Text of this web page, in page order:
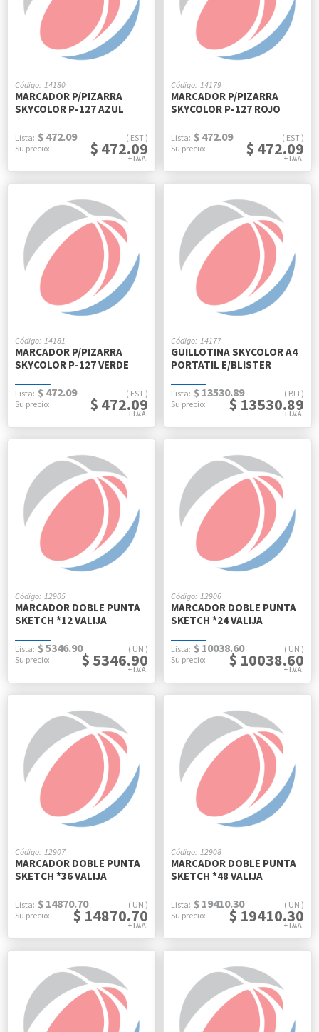
14180
MARCADOR P/PIZARRA
SKYCOLOR P-127 AZUL
EST
$ 472.09
$ 472.09
14179
MARCADOR P/PIZARRA
SKYCOLOR P-127 ROJO
EST
$ 472.09
$ 472.09
14181
MARCADOR P/PIZARRA
SKYCOLOR P-127 VERDE
EST
$ 472.09
$ 472.09
14177
GUILLOTINA SKYCOLOR A4
PORTATIL E/BLISTER
BLI
$ 13530.89
$ 13530.89
12905
MARCADOR DOBLE PUNTA
SKETCH *12 VALIJA
UN
$ 5346.90
$ 5346.90
12906
MARCADOR DOBLE PUNTA
SKETCH *24 VALIJA
UN
$ 10038.60
$ 10038.60
12907
MARCADOR DOBLE PUNTA
SKETCH *36 VALIJA
UN
$ 14870.70
$ 14870.70
12908
MARCADOR DOBLE PUNTA
SKETCH *48 VALIJA
UN
$ 19410.30
$ 19410.30